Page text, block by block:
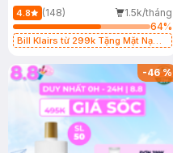
4.8 (148)
1.5k/tháng
64%
Bill Klairs từ 299k Tặng Mặt Nạ
25ml (SL Có Hạn)
-46%